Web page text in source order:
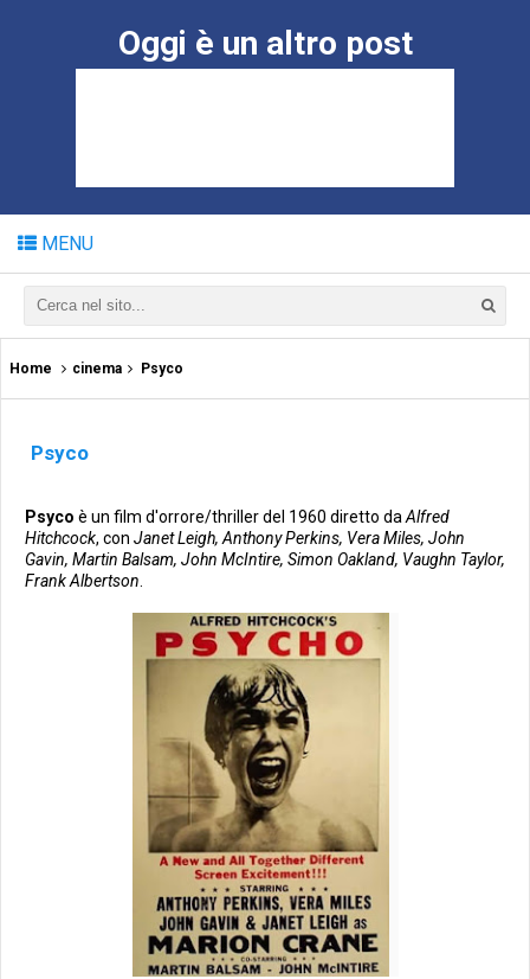
Oggi è un altro post
MENU
Home cinema Psyco
Psyco
Psyco è un film d'orrore/thriller del 1960 diretto da Alfred
Hitchcock, con Janet Leigh, Anthony Perkins, Vera Miles, John
Gavin, Martin Balsam, John McIntire, Simon Oakland, Vaughn Taylor,
Frank Albertson